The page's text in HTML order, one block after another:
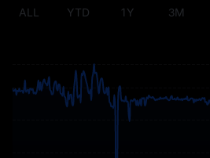
3M
1Y
YTD
ALL